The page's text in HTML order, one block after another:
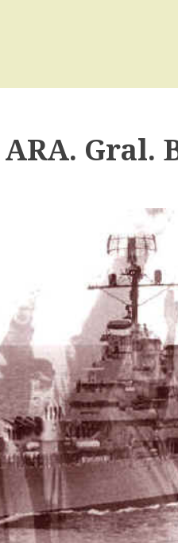
Gral.